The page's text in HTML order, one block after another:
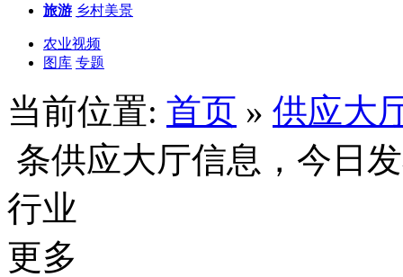
旅游 乡村美景
农业视频
图库 专题
当前位置: 首页 » 供应大
条供应大厅信息，今日
行业
更多